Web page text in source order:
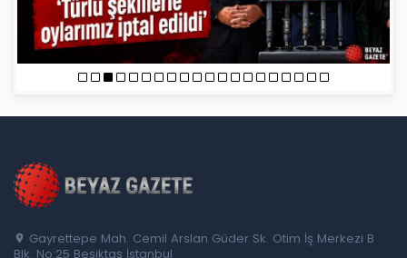
Gayrettepe Mah. Cemil Arslan Güder Sk. Otim İş Merkezi B
Blk. No:25 Beşiktaş İstanbul